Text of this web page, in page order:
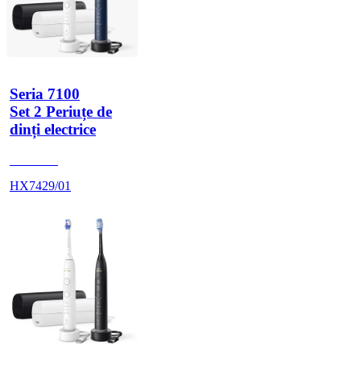
Seria 7100
Set 2 Periuțe de
dinți electrice
HX7429/01